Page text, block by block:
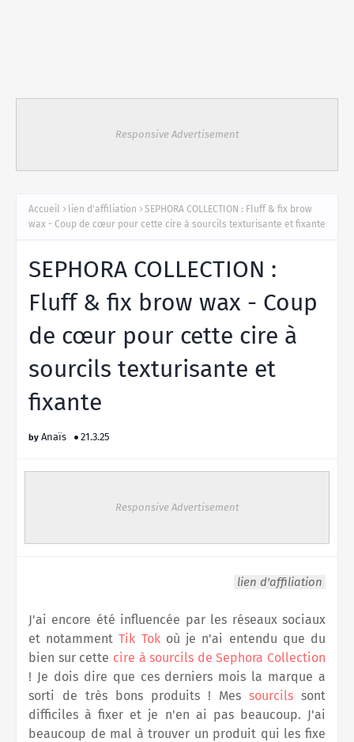
Responsive Advertisement
Accueil lien d'affiliation
SEPHORA COLLECTION : Fluff & fix brow
wax - Coup de cœur pour cette cire à sourcils texturisante et fixante
SEPHORA COLLECTION :
Fluff & fix brow wax - Coup
de cœur pour cette cire à
sourcils texturisante et
fixante
Anaïs 21.3.25
Responsive Advertisement
lien d'affiliation
J'ai encore été influencée par les réseaux sociaux
et notammentTik Tokoù je n'ai entendu que du
bien sur cette cire à sourcils de Sephora Collection
! Je dois dire que ces derniers mois la marque a
sorti de très bons produits ! Mes sourcils sont
difficiles à fixer et je n'en ai pas beaucoup. J'ai
beaucoup de mal à trouver un produit qui les fixe